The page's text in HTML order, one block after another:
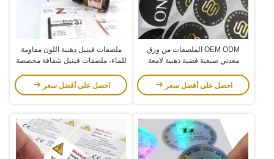
OEM ODM الملصقات من ورق
معدني صبغية فضية ذهبية لامعة
ملصقات الفينيل
احصل على أفضل سعر
ملصقات فينيل ذهبية اللون مقاومة
للماء، ملصقات فينيل شفافة مخصصة
احصل على أفضل سعر